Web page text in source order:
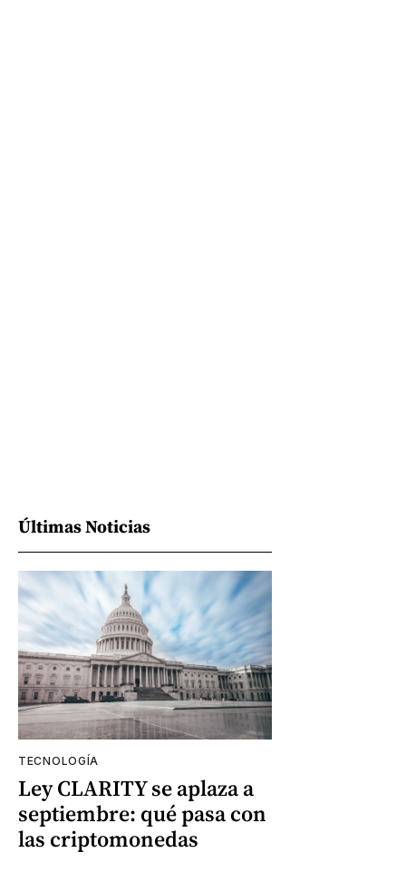
Últimas Noticias
TECNOLOGÍA
Ley CLARITY se aplaza a
septiembre: qué pasa con
las criptomonedas